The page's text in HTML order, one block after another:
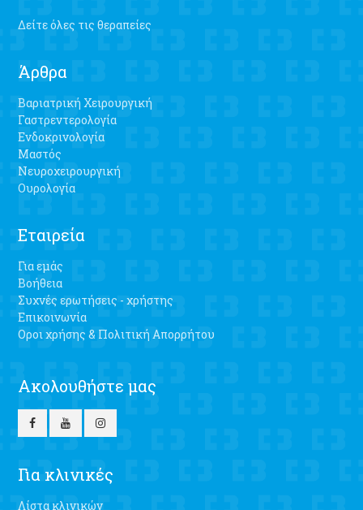
Δείτε όλες τις θεραπείες
Άρθρα
Βαριατρική Χειρουργική
Γαστρεντερολογία
Ενδοκρινολογία
Μαστός
Νευροχειρουργική
Ουρολογία
Εταιρεία
Για εμάς
Βοήθεια
Συχνές ερωτήσεις - χρήστης
Επικοινωνία
Οροι χρήσης & Πολιτική Απορρήτου
Ακολουθήστε μας
Για κλινικές
Λίστα κλινικών